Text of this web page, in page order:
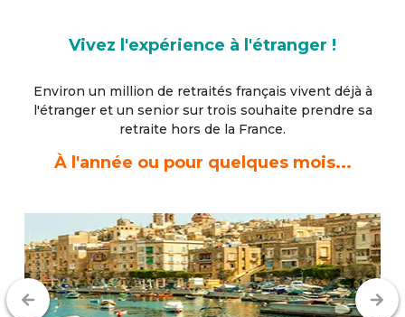
Vivez l'expérience à l'étranger !
Environ un million de retraités français vivent déjà à
l'étrangeret un senior sur trois souhaite prendre sa
retraite hors de la France.
À l'année ou pour quelques mois...